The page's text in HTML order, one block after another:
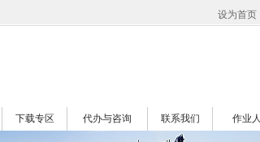
设为首页
下载专区 代办与咨询 联系我们 作业